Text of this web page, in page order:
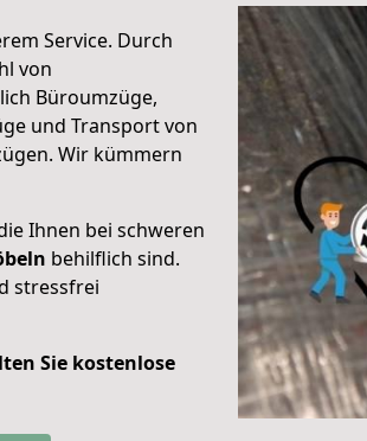
Service. Durch
von
Büroumzüge,
und Transport von
Wir kümmern
Ihnen bei schweren
behilflich sind.
stressfrei
Sie kostenlose